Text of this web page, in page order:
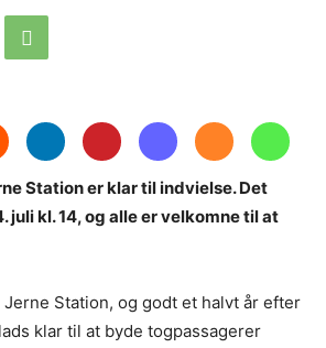
Station er klar til indvielse. Det
juli kl. 14, og alle er velkomne til at
Station, og godt et halvt år efter
klar til at byde togpassagerer